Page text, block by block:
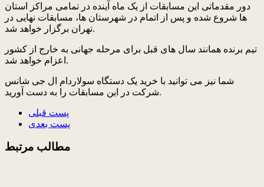
دور مقدماتی این مسابقات از یک ماه آینده در تمامی مراکز استان
ها شروع شده و پس از اتمام در شهرستان ها، مسابقات نهایی در
تهران برگزار خواهد شد.
تیم برنده همانند سال های قبل برای مرحله جهانی به خارج از کشور
اعزام خواهد شد.
شما نیز می توانید با خرید یک دستگاه سولاردام ال جی شانس
شرکت در این مسابقات را به دست آورید.
پست قبلی
پست بعدی
مطالب مرتبط